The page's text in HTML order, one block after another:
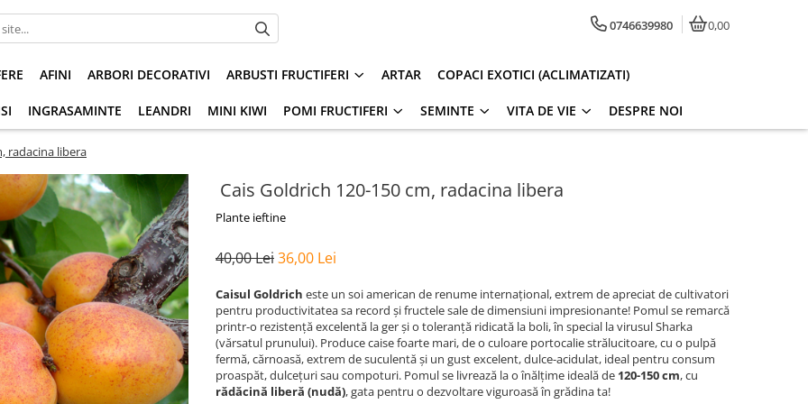
0746639980 0,00
AFINI ARBORI DECORATIVI ARBUSTI FRUCTIFERI ARTAR COPACI EXOTICI (ACLIMATIZATI)
INGRASAMINTE LEANDRI MINI KIWI POMI FRUCTIFERI SEMINTE VITA DE VIE DESPRE NOI
radacina libera
Cais Goldrich 120-150 cm, radacina libera
Plante ieftine
40,00 Lei36,00 Lei
Caisul Goldrich este un soi american de renume internațional, extrem de apreciat de cultivatori
pentru productivitatea sa record și fructele sale de dimensiuni impresionante! Pomul se remarcă
printr-o rezistență excelentă la ger și o toleranță ridicată la boli, în special la virusul Sharka
(vărsatul prunului). Produce caise foarte mari, de o culoare portocalie strălucitoare, cu o pulpă
fermă, cărnoasă, extrem de suculentă și un gust excelent, dulce-acidulat, ideal pentru consum
proaspăt, dulcețuri sau compoturi. Pomul se livrează la o înălțime ideală de 120-150 cm, cu
rădăcină liberă (nudă), gata pentru o dezvoltare viguroasă în grădina ta!